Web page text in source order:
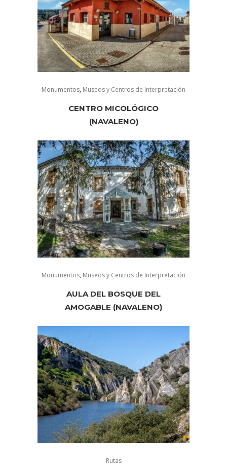
Monumentos, Museos y Centros de Interpretación
CENTRO MICOLÓGICO
(NAVALENO)
Monumentos, Museos y Centros de Interpretación
AULA DEL BOSQUE DEL
AMOGABLE (NAVALENO)
Rutas